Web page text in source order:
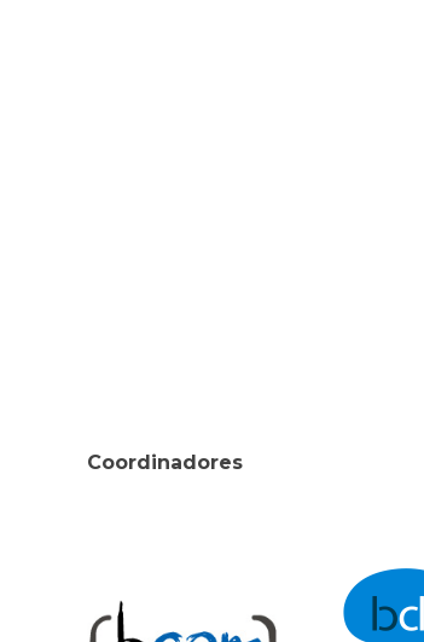
Coordinadores